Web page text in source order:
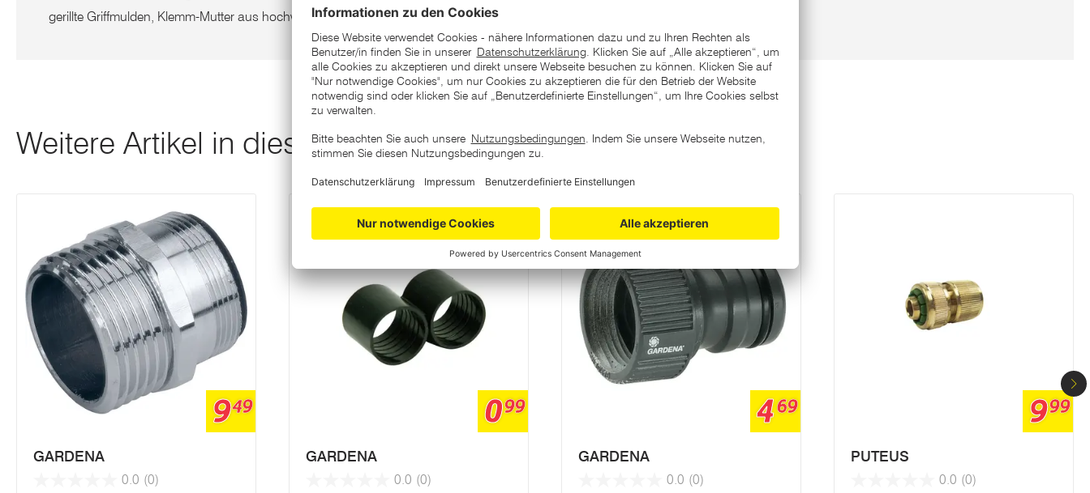
gerillte Griffmulden, Klemm-Mutter aus hochwertigem Metall, integrierter Knickschutz
Weitere Artikel in dieser Kategorie
949
GARDENA
0.0 (0)
099
GARDENA
0.0 (0)
469
GARDENA
0.0 (0)
999
PUTEUS
0.0 (0)